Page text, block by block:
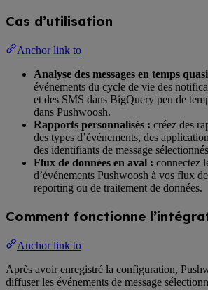
Cas d’utilisation
Anchor link to
Analyse des messages en temps
événements du cycle de vie des
et des SMS dans BigQuery peu de
dans Pushwoosh.
Rapports personnalisés : créez des
des types d’événements, des
des identifiants de message
Flux de données en aval : connectez
d’événements Pushwoosh à vos flux
reporting ou de traitement de données.
Comment fonctionne
Anchor link to
Après avoir enregistré la configuration,
diffuser les événements de message